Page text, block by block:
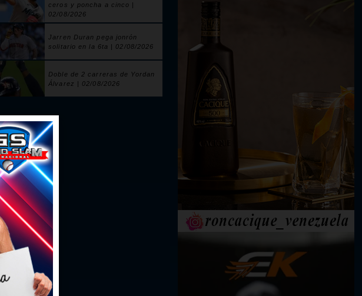
ceros y poncha a cinco |
02/08/2026
Jarren Duran pega jonrón
solitario en la 6ta | 02/08/2026
Doble de 2 carreras de Yordan
Álvarez | 02/08/2026